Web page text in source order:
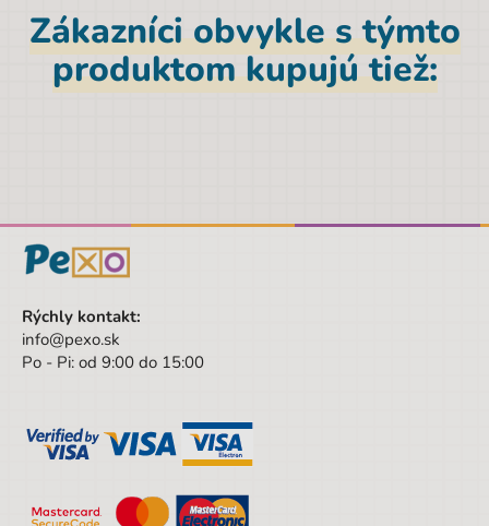
Značka
Výška
25,2 cm
Pohlavie
Univerzálny
Šírka obalu
Hĺbka obalu
Sada/Sety/Balíčky
Designová položka
Zákazníci obvykle s týmto
produktom kupujú tiež:
Rýchly kontakt:
info@pexo.sk
Po - Pi: od 9:00 do 15:00